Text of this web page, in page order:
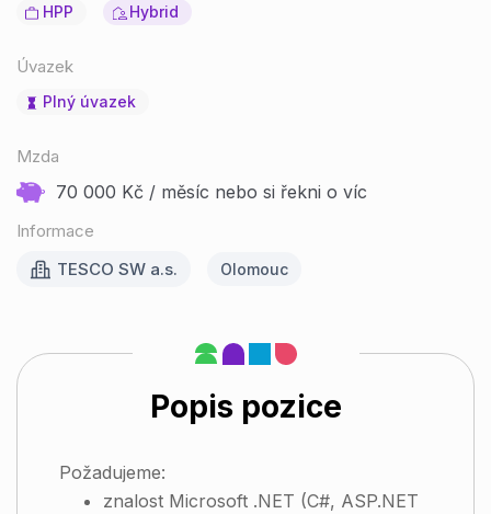
HPP Hybrid
Úvazek
Plný úvazek
Mzda
70 000 Kč / měsíc nebo si řekni o víc
Informace
TESCO SW a.s.
Olomouc
Popis pozice
Požadujeme:
znalost Microsoft .NET (C#, ASP.NET